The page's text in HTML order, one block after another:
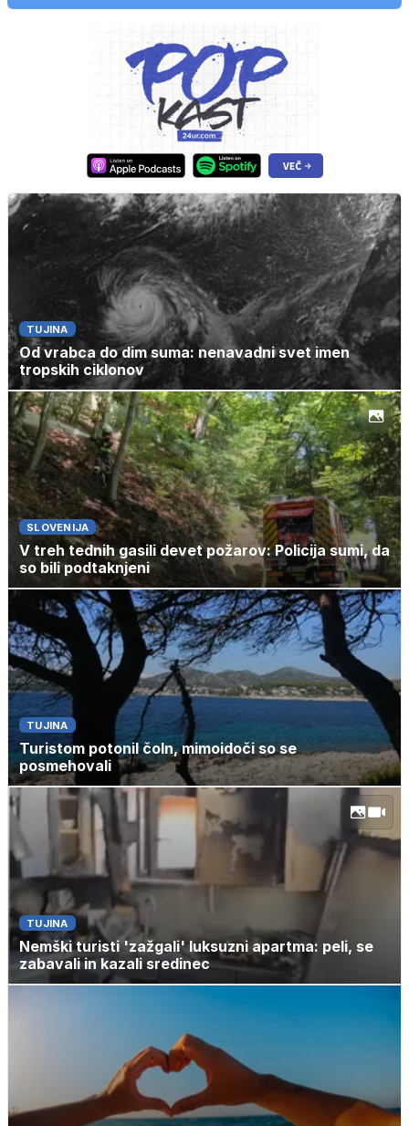
TUJINA
Od vrabca do dim suma: nenavadni svet imen
tropskih ciklonov
SLOVENIJA
V treh tednih gasili devet požarov: Policija sumi, da
so bili podtaknjeni
TUJINA
Turistom potonil čoln, mimoidoči so se
posmehovali
TUJINA
Nemški turisti 'zažgali' luksuzni apartma: peli, se
zabavali in kazali sredinec